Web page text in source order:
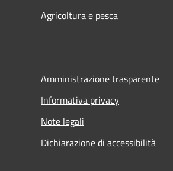
Agricoltura e pesca
Amministrazione trasparente
Informativa privacy
Note legali
Dichiarazione di accessibilità